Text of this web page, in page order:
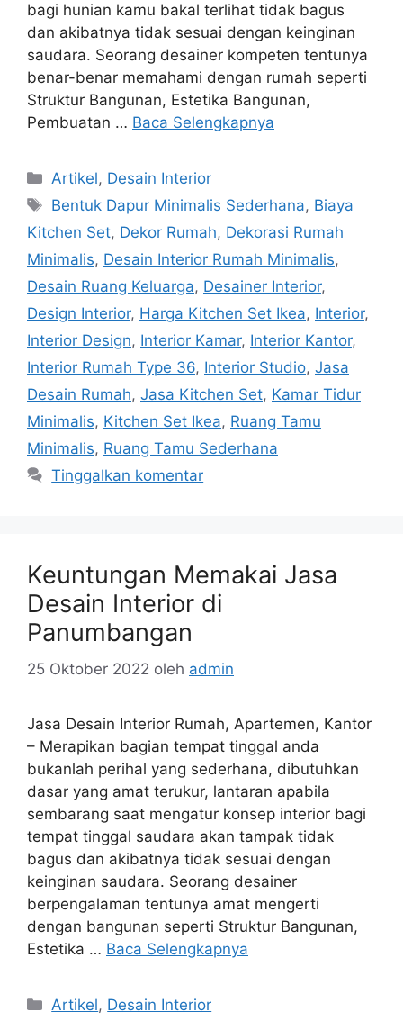
bagi hunian kamu bakal terlihat tidak bagus
dan akibatnya tidak sesuai dengan keinginan
saudara. Seorang desainer kompeten tentunya
benar-benar memahami dengan rumah seperti
Struktur Bangunan, Estetika Bangunan,
Pembuatan … Baca Selengkapnya
Artikel, Desain Interior
Bentuk Dapur Minimalis Sederhana, Biaya
Kitchen Set, Dekor Rumah, Dekorasi Rumah
Minimalis, Desain Interior Rumah Minimalis,
Desain Ruang Keluarga, Desainer Interior,
Design Interior, Harga Kitchen Set Ikea, Interior,
Interior Design, Interior Kamar, Interior Kantor,
Interior Rumah Type 36, Interior Studio, Jasa
Desain Rumah, Jasa Kitchen Set, Kamar Tidur
Minimalis, Kitchen Set Ikea, Ruang Tamu
Minimalis, Ruang Tamu Sederhana
Tinggalkan komentar
Keuntungan Memakai Jasa
Desain Interior di
Panumbangan
25 Oktober 2022 oleh admin
Jasa Desain Interior Rumah, Apartemen, Kantor
– Merapikan bagian tempat tinggal anda
bukanlah perihal yang sederhana, dibutuhkan
dasar yang amat terukur, lantaran apabila
sembarang saat mengatur konsep interior bagi
tempat tinggal saudara akan tampak tidak
bagus dan akibatnya tidak sesuai dengan
keinginan saudara. Seorang desainer
berpengalaman tentunya amat mengerti
dengan bangunan seperti Struktur Bangunan,
Estetika … Baca Selengkapnya
Artikel, Desain Interior